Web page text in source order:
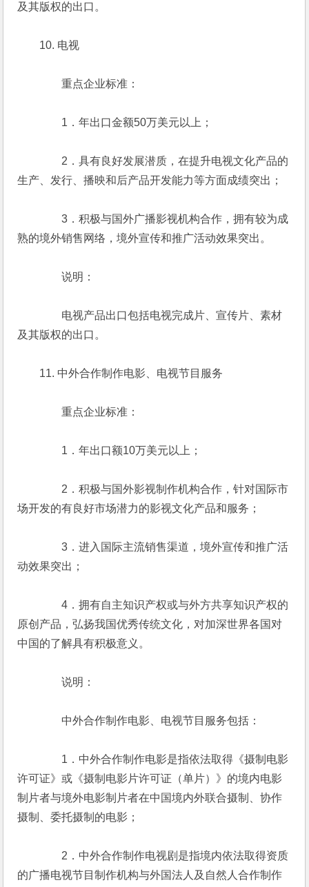
及其版权的出口。
10. 电视
重点企业标准：
1．年出口金额50万美元以上；
2．具有良好发展潜质，在提升电视文化产品的
生产、发行、播映和后产品开发能力等方面成绩突出；
3．积极与国外广播影视机构合作，拥有较为成
熟的境外销售网络，境外宣传和推广活动效果突出。
说明：
电视产品出口包括电视完成片、宣传片、素材
及其版权的出口。
11. 中外合作制作电影、电视节目服务
重点企业标准：
1．年出口额10万美元以上；
2．积极与国外影视制作机构合作，针对国际市
场开发的有良好市场潜力的影视文化产品和服务；
3．进入国际主流销售渠道，境外宣传和推广活
动效果突出；
4．拥有自主知识产权或与外方共享知识产权的
原创产品，弘扬我国优秀传统文化，对加深世界各国对
中国的了解具有积极意义。
说明：
中外合作制作电影、电视节目服务包括：
1．中外合作制作电影是指依法取得《摄制电影
许可证》或《摄制电影片许可证（单片）》的境内电影
制片者与境外电影制片者在中国境内外联合摄制、协作
摄制、委托摄制的电影；
2．中外合作制作电视剧是指境内依法取得资质
的广播电视节目制作机构与外国法人及自然人合作制作